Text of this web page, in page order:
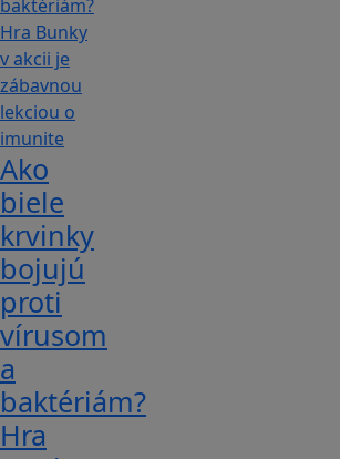
Ako
biele
krvinky
bojujú
proti
vírusom
a
baktériám?
Hra